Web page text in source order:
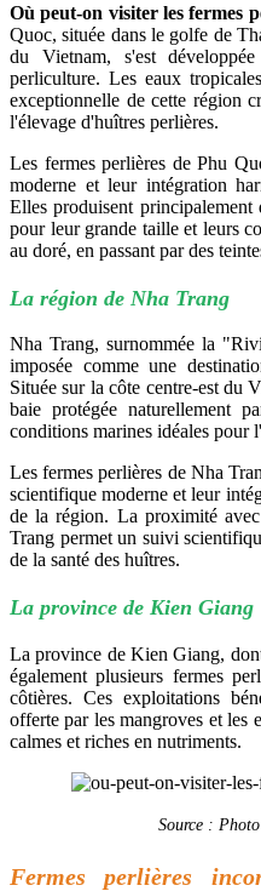
Où peut-on visiter les fermes
Quoc, située dans le golfe de
du Vietnam, s'est
perliculture. Les eaux
exceptionnelle de cette région
l'élevage d'huîtres perlières.
Les fermes perlières de Phu
moderne et leur intégration
Elles produisent principalement
pour leur grande taille et leurs
au doré, en passant par des
La région de Nha Trang
Nha Trang, surnommée la
imposée comme une
Située sur la côte centre-est du
baie protégée naturellement
conditions marines idéales pour
Les fermes perlières de Nha
scientifique moderne et leur
de la région. La proximité
Trang permet un suivi
de la santé des huîtres.
La province de Kien Giang
La province de Kien Giang,
également plusieurs fermes
côtières. Ces exploitations
offerte par les mangroves et les
calmes et riches en nutriments.
Source :
Fermes perlières